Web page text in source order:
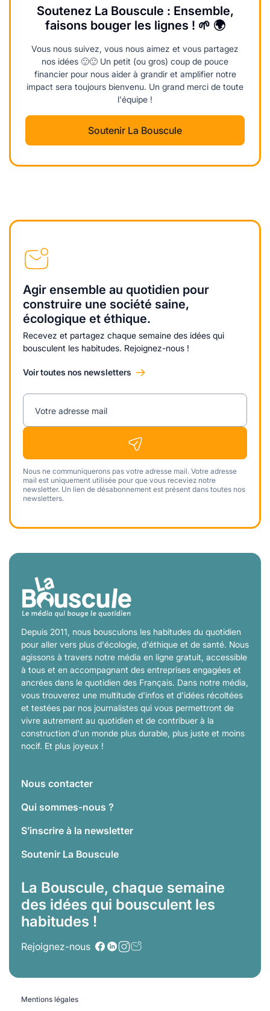
Soutenez La Bouscule : Ensemble,
faisons bouger les lignes ! 🌱 🌍
Vous nous suivez, vous nous aimez et vous partagez
nos idées 🙂🙂 Un petit (ou gros) coup de pouce
financier pour nous aider à grandir et amplifier notre
impact sera toujours bienvenu. Un grand merci de toute
l'équipe !
Soutenir La Bouscule
Agir ensemble au quotidien pour
construire une société saine,
écologique et éthique.
Recevez et partagez chaque semaine des idées qui
bousculent les habitudes. Rejoignez-nous !
Voir toutes nos newsletters
Votre adresse mail
Nous ne communiquerons pas votre adresse mail. Votre adresse
mail est uniquement utilisée pour que vous receviez notre
newsletter. Un lien de désabonnement est présent dans toutes nos
newsletters.
Depuis 2011, nous bousculons les habitudes du quotidien
pour aller vers plus d'écologie, d'éthique et de santé. Nous
agissons à travers notre média en ligne gratuit, accessible
à tous et en accompagnant des entreprises engagées et
ancrées dans le quotidien des Français. Dans notre média,
vous trouverez une multitude d'infos et d'idées récoltées
et testées par nos journalistes qui vous permettront de
vivre autrement au quotidien et de contribuer à la
construction d'un monde plus durable, plus juste et moins
nocif. Et plus joyeux !
Nous contacter
Qui sommes-nous ?
S’inscrire à la newsletter
Soutenir La Bouscule
La Bouscule, chaque semaine
des idées qui bousculent les
habitudes !
Rejoignez-nous
Mentions légales